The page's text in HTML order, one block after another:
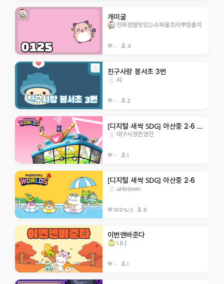
개미굴
진짜정말맛있는슈퍼울트라뿌링클치
-- 4
친구사랑 봉서초 3번
AI
-- 2
[디지털 새싹 SDG] 아산중 2-6 지구 구하기
대구시장권영진
-- 1
[디지털 새싹 SDG] 아산중 2-6
unknown
100%(1) 9
이번엔바준다
나나
-- 1